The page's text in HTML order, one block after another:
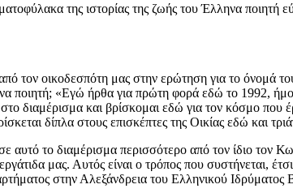
της ιστορίας της ζωής του Έλληνα ποιητή
τον οικοδεσπότη μας στην ερώτηση για το όνομά
ποιητή; «Εγώ ήρθα για πρώτη φορά εδώ το 1992,
διαμέρισμα και βρίσκομαι εδώ για τον κόσμο που
δίπλα στους επισκέπτες της Οικίας εδώ και
το διαμέρισμα περισσότερο από τον ίδιο τον
μας. Αυτός είναι ο τρόπος που συστήνεται,
στην Αλεξάνδρεια του Ελληνικού Ιδρύματος